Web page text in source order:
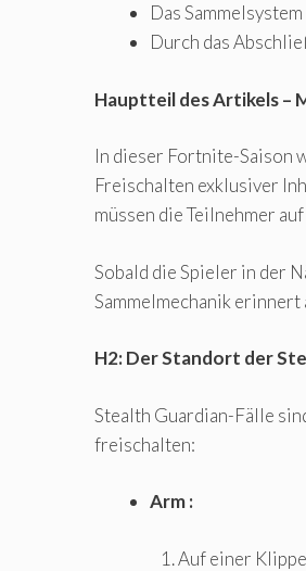
Das
Durch das
Hauptteil des Artikels –
In dieser Fortnite-Saison
Freischalten exklusiver
müssen die Teilnehmer
Sobald die Spieler in der
Sammelmechanik
H2: Der Standort der
Stealth Guardian-Fälle
freischalten:
Arm :
Auf einer